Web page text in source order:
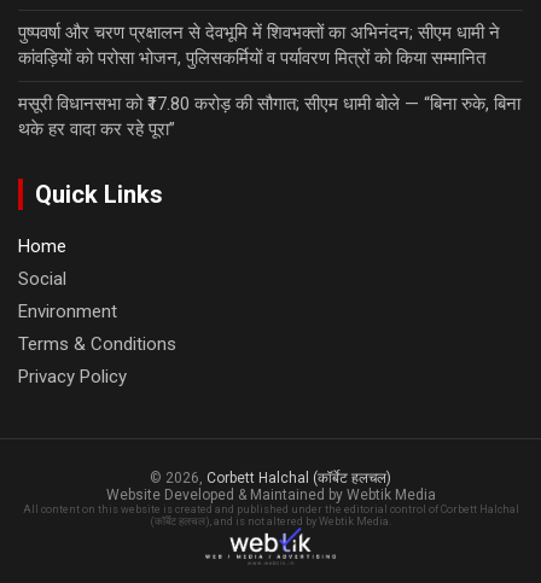
पुष्पवर्षा और चरण प्रक्षालन से देवभूमि में शिवभक्तों का अभिनंदन; सीएम धामी ने
कांवड़ियों को परोसा भोजन, पुलिसकर्मियों व पर्यावरण मित्रों को किया सम्मानित
मसूरी विधानसभा को ₹17.80 करोड़ की सौगात; सीएम धामी बोले — “बिना रुके, बिना
थके हर वादा कर रहे पूरा”
Quick Links
Home
Social
Environment
Terms & Conditions
Privacy Policy
© 2026, Corbett Halchal (कॉर्बेट हलचल)
Website Developed & Maintained by Webtik Media
All content on this website is created and published under the editorial control of Corbett Halchal
(कॉर्बेट हलचल), and is not altered by Webtik Media.